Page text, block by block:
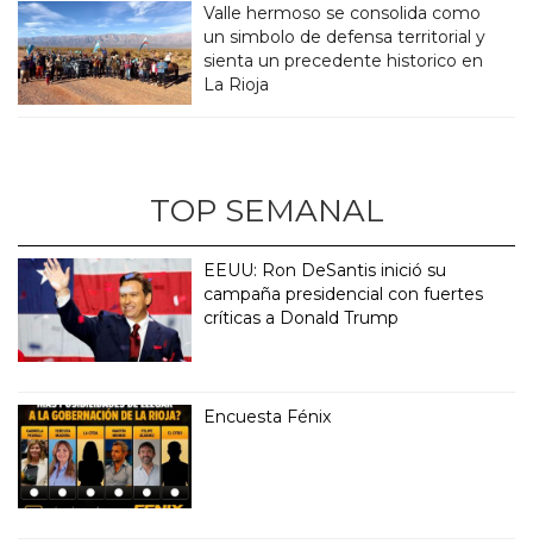
Valle hermoso se consolida como
un simbolo de defensa territorial y
sienta un precedente historico en
La Rioja
TOP SEMANAL
EEUU: Ron DeSantis inició su
campaña presidencial con fuertes
críticas a Donald Trump
Encuesta Fénix